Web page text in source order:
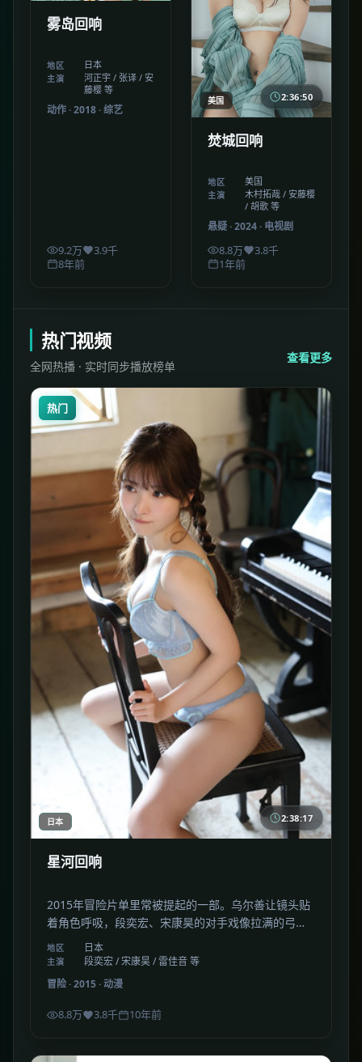
雾岛回响
地区 日本
主演
河正宇 / 张译 / 安
藤樱 等
动作 ·2018 ·综艺
9.2万
3.9千
8年前
美国 2:36:50
焚城回响
地区 美国
主演
木村拓哉 / 安藤樱
/ 胡歌 等
悬疑 ·2024 · 电视剧
8.8万
3.8千
1年前
热门视频
全网热播 · 实时同步播放榜单
查看更多
热门
日本 2:38:17
星河回响
2015年冒险片单里常被提起的一部。乌尔善让镜头贴
着角色呼吸，段奕宏、宋康昊的对手戏像拉满的弓弦
——松手那一刻，全场安静。
地区 日本
主演
段奕宏 / 宋康昊 / 雷佳音 等
冒险 ·2015 ·动漫
8.8万 3.8千 10年前